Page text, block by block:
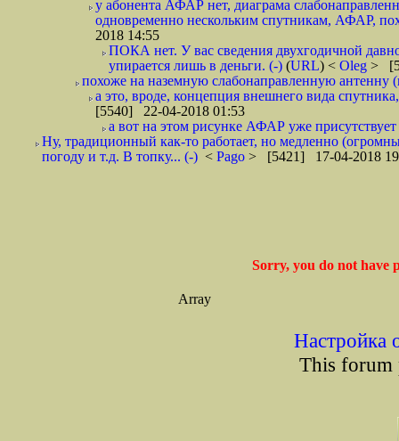
у абонента АФАР нет, диаграма
одновременно нескольким спутникам, АФАР,
2018 14:55
ПОКА нет. У вас сведения двухгодичной
упирается лишь в деньги. (-) (URL) < Oleg >
похоже на наземную слабонаправленную антенну
а это, вроде, концепция внешнего вида
[5540] 22-04-2018 01:53
а вот на этом рисунке АФАР уже присутствует
Ну, традиционный как-то работает, но медленно
погоду и т.д. В топку... (-) < Pago > [5421] 17-04-2018
Sorry, you do not have
Array
Настройка
This